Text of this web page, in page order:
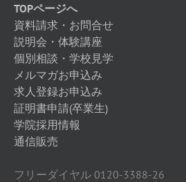
TOPページへ
資料請求・お問合せ
説明会・体験講座
個別相談・学校見学
メルマガお申込み
求人登録お申込み
証明書申請(卒業生)
学院採用情報
通信販売
フリーダイヤル 0120-3388-26